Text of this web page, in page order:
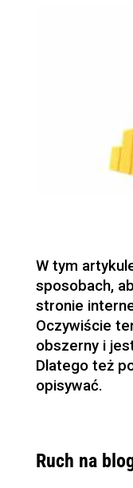
W tym
sposobach,
stronie
Oczywiście
obszerny i
Dlatego też
opisywać.
Ruch na